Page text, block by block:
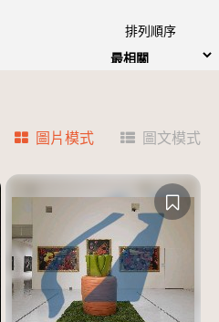
排列順序
圖片模式 圖文模式